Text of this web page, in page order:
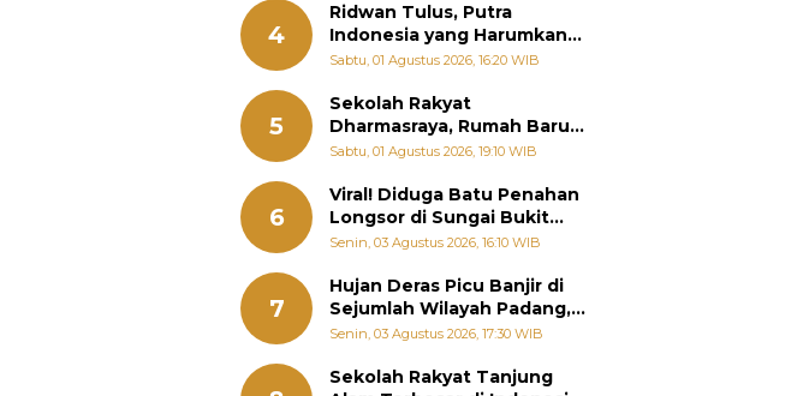
4
Ridwan Tulus, Putra
Indonesia yang Harumkan
Nama Bangsa hingga
Jepang
Sabtu, 01 Agustus 2026, 16:20 WIB
5
Sekolah Rakyat
Dharmasraya, Rumah Baru
268 Anak Menggapai Mimpi
Kemiskinan
Sabtu, 01 Agustus 2026, 19:10 WIB
6
Viral! Diduga Batu Penahan
Longsor di Sungai Bukit
Nago Padang Diambil, Warga
Senin, 03 Agustus 2026, 16:10 WIB
7
Hujan Deras Picu Banjir di
Sejumlah Wilayah Padang,
Fadly Amran Perintahkan
Senin, 03 Agustus 2026, 17:30 WIB
Sekolah Rakyat Tanjung